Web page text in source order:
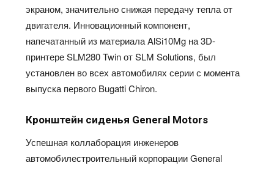
экраном, значительно снижая передачу тепла от
двигателя. Инновационный компонент,
напечатанный из материала AlSi10Mg на 3D-
принтере SLM280 Twin от SLM Solutions, был
установлен во всех автомобилях серии с момента
выпуска первого Bugatti Chiron.
Кронштейн сиденья General Motors
Успешная коллаборация инженеров
автомобилестроительный корпорации General